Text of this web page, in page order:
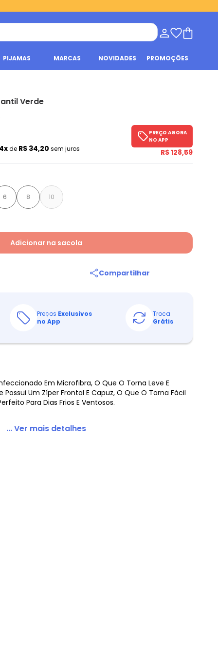
PIJAMAS MARCAS NOVIDADES PROMOÇÕES
Verde
4xde R$ 34,20 sem juros
PREÇO AGORA
NO APP
R$ 128,59
6 8 10
Adicionar na sacola
Compartilhar
Preços Exclusivos
no App
Troca
Grátis
Em Microfibra, O Que O Torna Leve E
Um Zíper Frontal E Capuz, O Que O Torna Fácil
Para Dias Frios E Ventosos.
... Ver mais detalhes